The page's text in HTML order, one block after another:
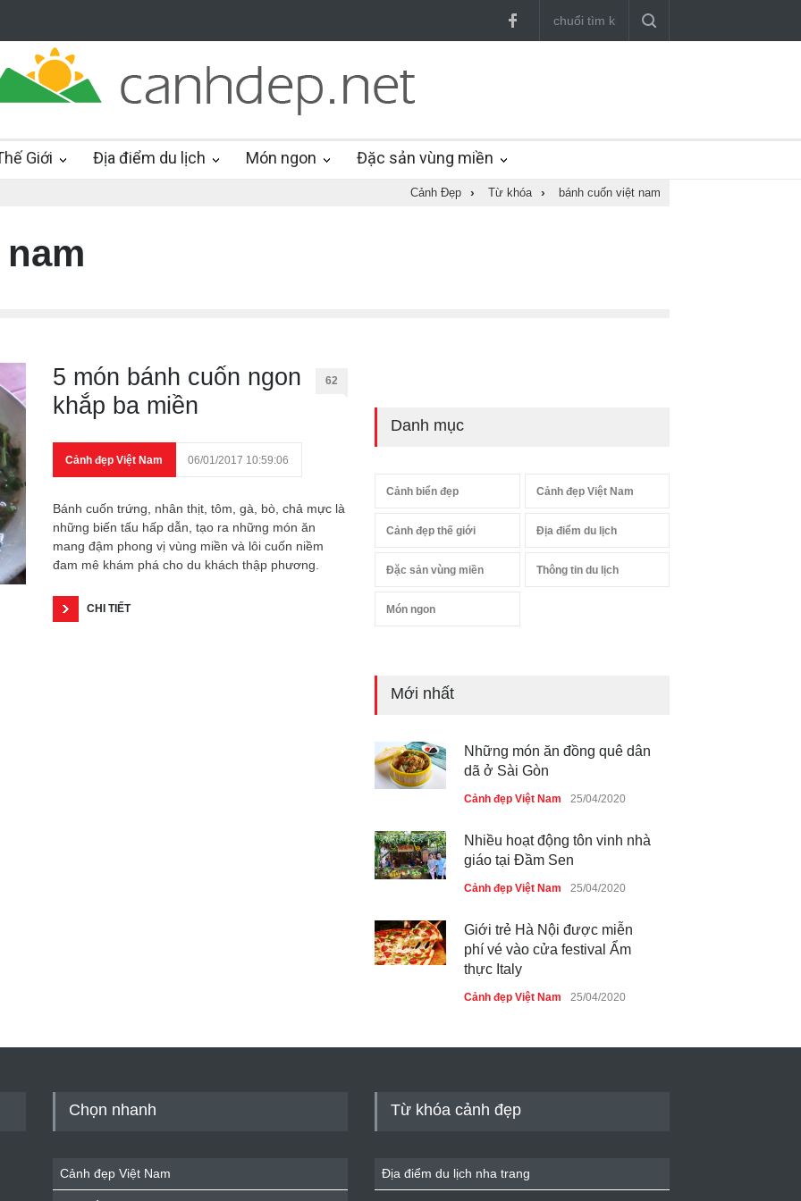
Giới Địa điểm du lịch Món ngon Đặc sản vùng miền
Cảnh Đẹp › Từ khóa › bánh cuốn việt nam
5 món bánh cuốn ngon
khắp ba miền
62
Cảnh đẹp Việt Nam 06/01/2017 10:59:06
Bánh cuốn trứng, nhân thịt, tôm, gà, bò, chả mực là
những biến tấu hấp dẫn, tạo ra những món ăn
mang đậm phong vị vùng miền và lôi cuốn niềm
đam mê khám phá cho du khách thập phương.
CHI TIẾT
Danh mục
Cảnh biển đẹp Cảnh đẹp Việt Nam
Cảnh đẹp thế giới Địa điểm du lịch
Đặc sản vùng miền Thông tin du lịch
Món ngon
Mới nhất
Những món ăn đồng quê dân
dã ở Sài Gòn
Cảnh đẹp Việt Nam 25/04/2020
Nhiều hoạt động tôn vinh nhà
giáo tại Đầm Sen
Cảnh đẹp Việt Nam 25/04/2020
Giới trẻ Hà Nội được miễn
phí vé vào cửa festival Ẩm
thực Italy
Cảnh đẹp Việt Nam 25/04/2020
Cảnh đẹp Việt Nam
Chọn nhanh
Cảnh đẹp Việt Nam
Từ khóa cảnh đẹp
Địa điểm du lịch nha trang